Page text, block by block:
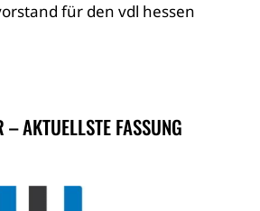
für den vdl hessen
AKTUELLSTE FASSUNG